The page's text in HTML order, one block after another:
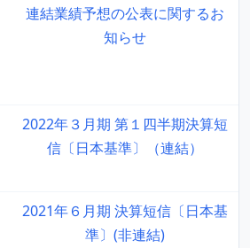
連結業績予想の公表に関するお
知らせ
2022年３月期 第１四半期決算短
信〔日本基準〕（連結）
2021年６月期 決算短信〔日本基
準〕(非連結)